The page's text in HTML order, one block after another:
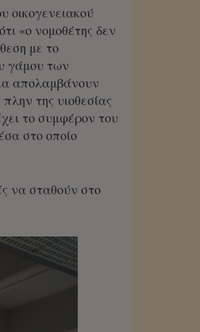
οικογενειακού
«ο νομοθέτης δεν
με το
γάμου των
απολαμβάνουν
της υιοθεσίας
το συμφέρον του
στο οποίο
να σταθούν στο